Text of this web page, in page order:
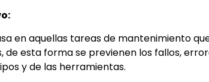
en aquellas tareas de mantenimiento
de esta forma se previenen los fallos,
y de las herramientas.